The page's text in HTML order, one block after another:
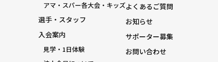
アマ・スパー各大会・キッズ
選手・スタッフ
入会案内
見学・1日体験
よくあるご質問
お知らせ
サポーター募集
お問い合わせ